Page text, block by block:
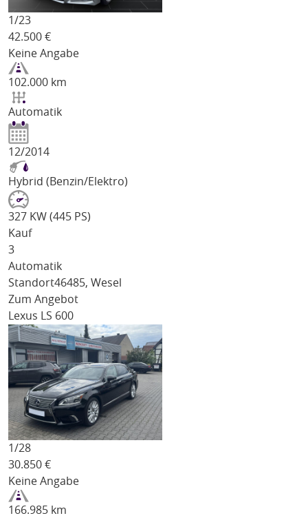
1/23
42.500 €
Keine Angabe
102.000 km
Automatik
12/2014
Hybrid (Benzin/Elektro)
327 KW (445 PS)
Kauf
3
Automatik
Standort46485, Wesel
Zum Angebot
Lexus LS 600
1/28
30.850 €
Keine Angabe
166.985 km